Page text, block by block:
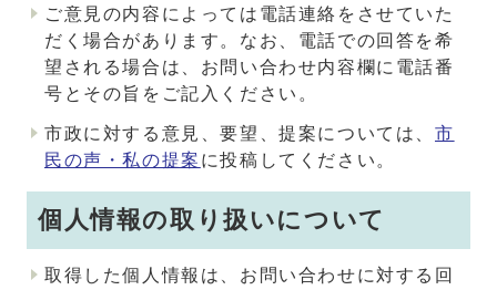
ご意見の内容によっては電話連絡をさせていた
だく場合があります。なお、電話での回答を希
望される場合は、お問い合わせ内容欄に電話番
号とその旨をご記入ください。
市政に対する意見、要望、提案については、 市
民の声・私の提案 に投稿してください。
個人情報の取り扱いについて
取得した個人情報は、お問い合わせに対する回